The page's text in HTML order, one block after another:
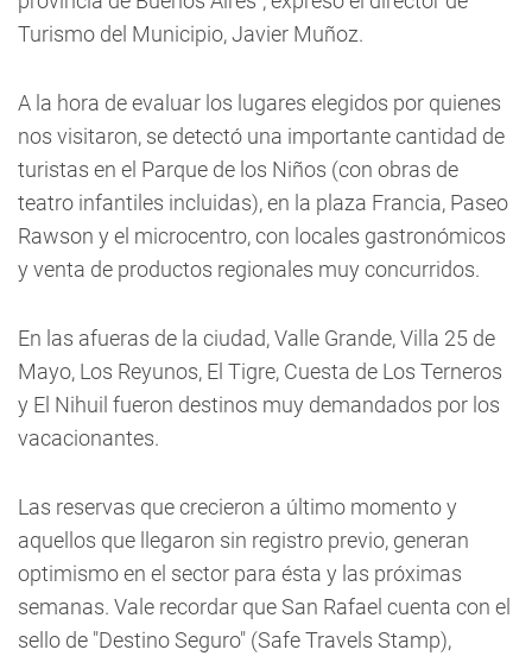
Turismo del Municipio, Javier Muñoz.
A la hora de evaluar los lugares elegidos por quienes
nos visitaron, se detectó una importante cantidad de
turistas en el Parque de los Niños (con obras de
teatro infantiles incluidas), en la plaza Francia, Paseo
Rawson y el microcentro, con locales gastronómicos
y venta de productos regionales muy concurridos.
En las afueras de la ciudad, Valle Grande, Villa 25 de
Mayo, Los Reyunos, El Tigre, Cuesta de Los Terneros
y El Nihuil fueron destinos muy demandados por los
vacacionantes.
Las reservas que crecieron a último momento y
aquellos que llegaron sin registro previo, generan
optimismo en el sector para ésta y las próximas
semanas. Vale recordar que San Rafael cuenta con el
sello de "Destino Seguro" (Safe Travels Stamp),